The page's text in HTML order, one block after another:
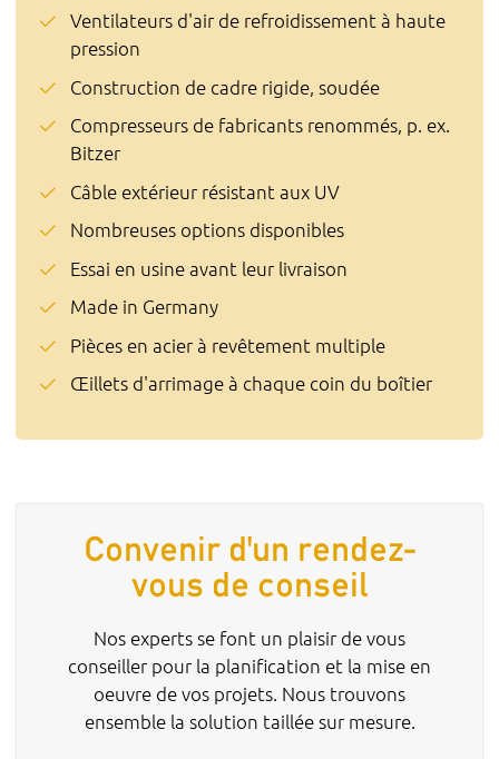
Ventilateurs d'air de refroidissement à haute
pression
Construction de cadre rigide, soudée
Compresseurs de fabricants renommés, p. ex.
Bitzer
Câble extérieur résistant aux UV
Nombreuses options disponibles
Essai en usine avant leur livraison
Made in Germany
Pièces en acier à revêtement multiple
Œillets d'arrimage à chaque coin du boîtier
Convenir d'un rendez-
vous de conseil
Nos experts se font un plaisir de vous
conseiller pour la planification et la mise en
oeuvre de vos projets. Nous trouvons
ensemble la solution taillée sur mesure.